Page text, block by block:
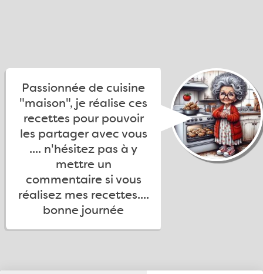
Passionnée de cuisine
"maison", je réalise ces
recettes pour pouvoir
les partager avec vous
.... n'hésitez pas à y
mettre un
commentaire si vous
réalisez mes recettes....
bonne journée